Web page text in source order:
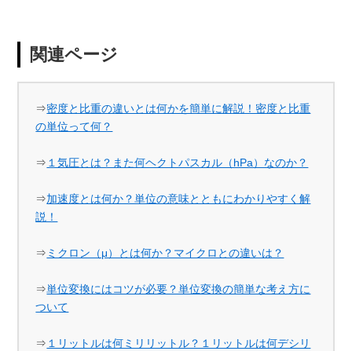
関連ページ
⇒密度と比重の違いとは何かを簡単に解説！密度と比重
の単位って何？
⇒ １気圧とは？また何ヘクトパスカル（hPa）なのか？
⇒加速度とは何か？単位の意味とともにわかりやすく解
説！
⇒ ミクロン（μ）とは何か？マイクロとの違いは？
⇒単位変換にはコツが必要？単位変換の簡単な考え方に
ついて
⇒ １リットルは何ミリリットル？１リットルは何デシリ